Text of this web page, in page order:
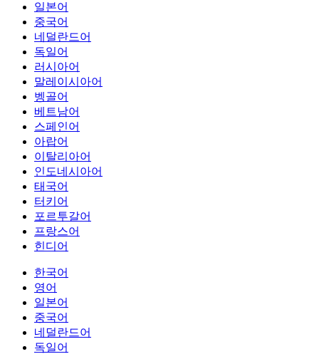
일본어
중국어
네덜란드어
독일어
러시아어
말레이시아어
벵골어
베트남어
스페인어
아랍어
이탈리아어
인도네시아어
태국어
터키어
포르투갈어
프랑스어
힌디어
한국어
영어
일본어
중국어
네덜란드어
독일어